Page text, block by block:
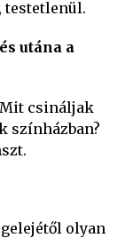
testetlenül.
utána a
Mit csináljak
színházban?
olyan